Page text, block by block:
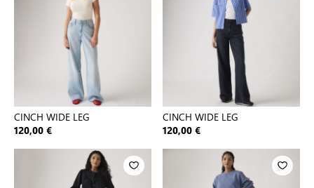
CINCH WIDE LEG
120,00 €
CINCH WIDE LEG
120,00 €